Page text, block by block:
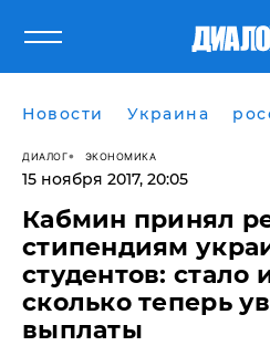
Новости Украина
ДИАЛОГ ЭКОНОМИКА
15 ноября 2017, 20:05
Кабмин принял
стипендиям
студентов: стало
сколько теперь
выплаты